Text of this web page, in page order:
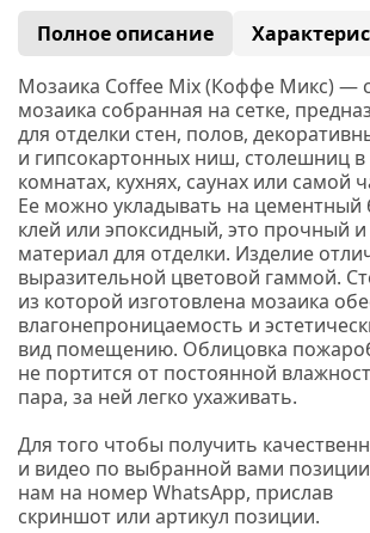
Полное описание
Мозаика Coffee Mix(Коффе Микс) —
мозаика собранная на сетке,
для отделки стен, полов,
и гипсокартонных ниш, столешниц
комнатах, кухнях, саунах или самой
Ее можно укладывать на цементный
клей или эпоксидный, это прочный
материал для отделки. Изделие
выразительной цветовой гаммой.
из которой изготовлена мозаика
влагонепроницаемость и
вид помещению. Облицовка
не портится от постоянной
пара, за ней легко ухаживать.
Для того чтобы получить
и видео по выбранной вами
нам на номер WhatsApp, прислав
скриншот или артикул позиции.